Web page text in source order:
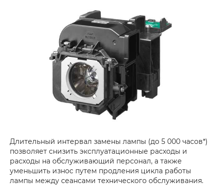
Длительный интервал замены лампы (до 5 000 часов*)
позволяет снизить эксплуатационные расходы и
расходы на обслуживающий персонал, а также
уменьшить износ путем продления цикла работы
лампы между сеансами технического обслуживания.